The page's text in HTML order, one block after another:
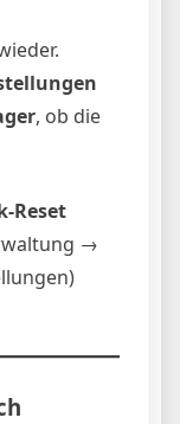
, ob die
Reset
→